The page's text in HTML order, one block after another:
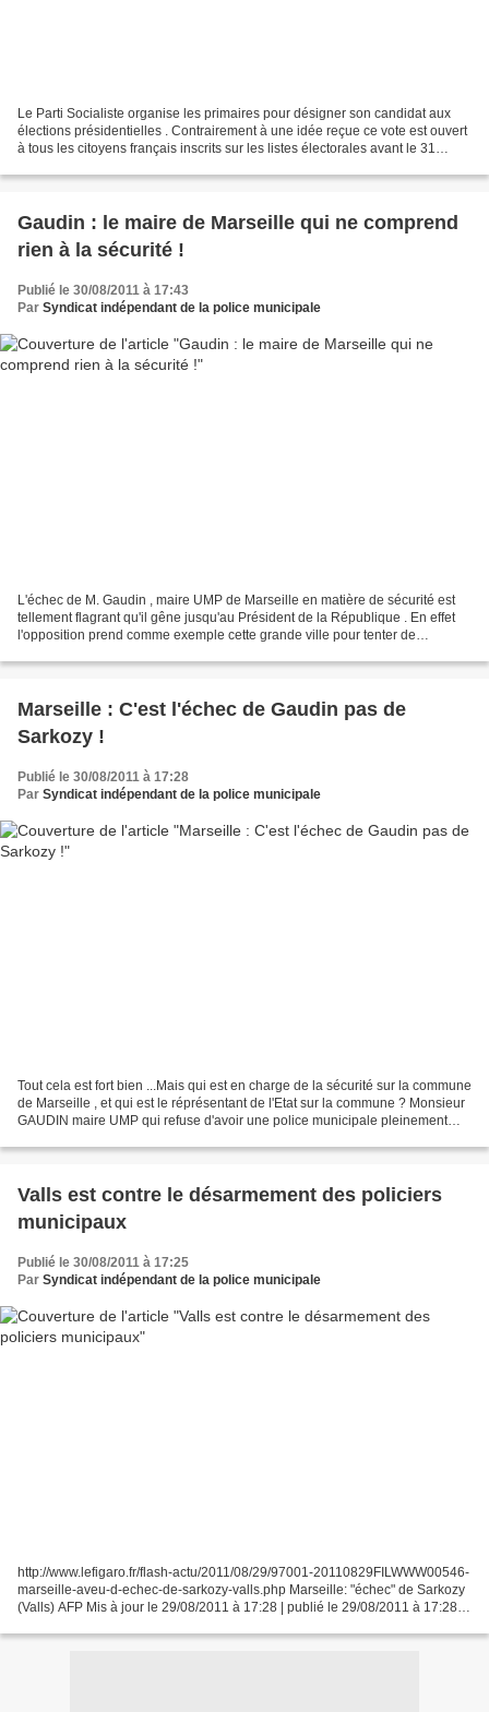
Le Parti Socialiste organise les primaires pour désigner son candidat aux
élections présidentielles . Contrairement à une idée reçue ce vote est ouvert
à tous les citoyens français inscrits sur les listes électorales avant le 31
Gaudin : le maire de Marseille qui ne comprend
rien à la sécurité !
Publié le 30/08/2011 à 17:43
Par Syndicat indépendant de la police municipale
L'échec de M. Gaudin , maire UMP de Marseille en matière de sécurité est
tellement flagrant qu'il gêne jusqu'au Président de la République . En effet
l'opposition prend comme exemple cette grande ville pour tenter de
Marseille : C'est l'échec de Gaudin pas de
Sarkozy !
Publié le 30/08/2011 à 17:28
Par Syndicat indépendant de la police municipale
Tout cela est fort bien ...Mais qui est en charge de la sécurité sur la commune
de Marseille , et qui est le réprésentant de l'Etat sur la commune ? Monsieur
GAUDIN maire UMP qui refuse d'avoir une police municipale pleinement
Valls est contre le désarmement des policiers
municipaux
Publié le 30/08/2011 à 17:25
Par Syndicat indépendant de la police municipale
http://www.lefigaro.fr/flash-actu/2011/08/29/97001-20110829FILWWW00546-
marseille-aveu-d-echec-de-sarkozy-valls.php Marseille: "échec" de Sarkozy
(Valls) AFP Mis à jour le 29/08/2011 à 17:28 | publié le 29/08/2011 à 17:28